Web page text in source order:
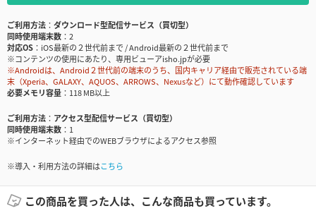
ご利用方法
ダウンロード型配信サービス（買切型）
同時使用端末数
2
対応OS
iOS最新の２世代前まで / Android最新の２世代前まで
※コンテンツの使用にあたり、専用ビューアisho.jpが必要
※Androidは、Android２世代前の端末のうち、国内キャリア経由で販売されている端
末（Xperia、GALAXY、AQUOS、ARROWS、Nexusなど）にて動作確認しています
必要メモリ容量
118 MB以上
ご利用方法
アクセス型配信サービス（買切型）
同時使用端末数
1
※インターネット経由でのWEBブラウザによるアクセス参照
※導入・利用方法の詳細はこちら
この商品を買った人は、こんな商品も買っています。